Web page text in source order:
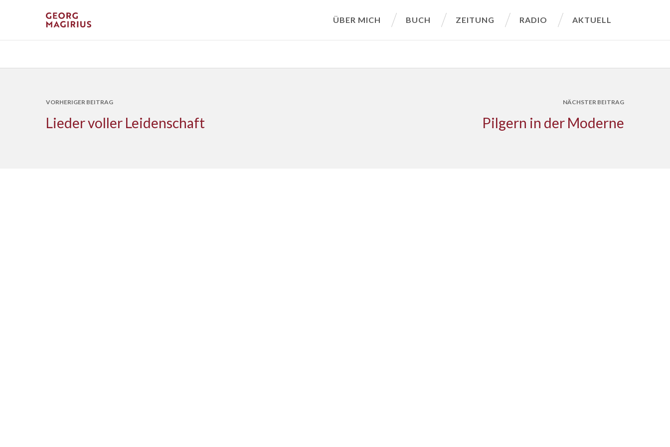
ÜBER MICH BUCH ZEITUNG RADIO AKTUELL
VORHERIGER BEITRAG
Lieder voller Leidenschaft
NÄCHSTER BEITRAG
Pilgern in der Moderne